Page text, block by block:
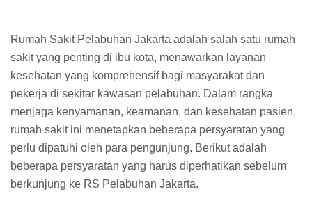
Rumah Sakit Pelabuhan Jakarta adalah salah satu rumah
sakit yang penting di ibu kota, menawarkan layanan
kesehatan yang komprehensif bagi masyarakat dan
pekerja di sekitar kawasan pelabuhan. Dalam rangka
menjaga kenyamanan, keamanan, dan kesehatan pasien,
rumah sakit ini menetapkan beberapa persyaratan yang
perlu dipatuhi oleh para pengunjung. Berikut adalah
beberapa persyaratan yang harus diperhatikan sebelum
berkunjung ke RS Pelabuhan Jakarta.